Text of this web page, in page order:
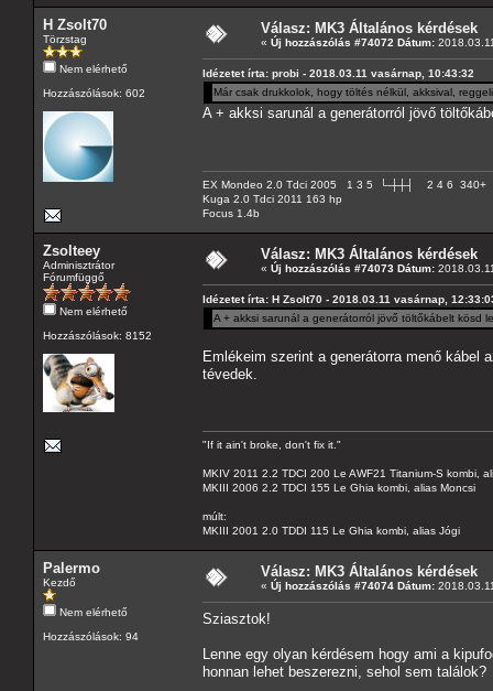
H Zsolt70
Törzstag
Nem elérhető
Hozzászólások: 602
Válasz: MK3 Általános kérdések
« Új hozzászólás #74072 Dátum:
Idézetet írta: probi - 2018.03.11 vasárnap, 10:43:32
Már csak drukkolok, hogy töltés nélkül, akksival,
A + akksi sarunál a generátorról jövő
EX Mondeo 2.0 Tdci 2005 1 3 5 └-┼┼┤ 2 4 6 340+
Kuga 2.0 Tdci 2011 163 hp
Focus 1.4b
Zsolteey
Adminisztrátor
Fórumfüggő
Nem elérhető
Hozzászólások: 8152
Válasz: MK3 Általános kérdések
« Új hozzászólás #74073 Dátum:
Idézetet írta: H Zsolt70 - 2018.03.11 vasárnap,
A + akksi sarunál a generátorról jövő töltőkábelt kösd
Emlékeim szerint a generátorra menő kábel
tévedek.
"If it ain't broke, don't fix it."
MKIV 2011 2.2 TDCI 200 Le AWF21 Titanium-S kombi,
MKIII 2006 2.2 TDCI 155 Le Ghia kombi, alias Moncsi
múlt:
MKIII 2001 2.0 TDDI 115 Le Ghia kombi, alias Jógi
Palermo
Kezdő
Nem elérhető
Hozzászólások: 94
Válasz: MK3 Általános kérdések
« Új hozzászólás #74074 Dátum:
Sziasztok!
Lenne egy olyan kérdésem hogy ami a
honnan lehet beszerezni, sehol sem találok?